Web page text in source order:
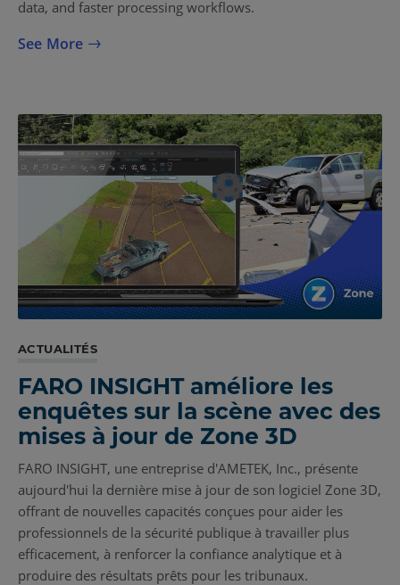
data, and faster processing workflows.
See More
ACTUALITÉS
FARO INSIGHT améliore les
enquêtes sur la scène avec des
mises à jour de Zone 3D
FARO INSIGHT, une entreprise d'AMETEK, Inc., présente
aujourd'hui la dernière mise à jour de son logiciel Zone 3D,
offrant de nouvelles capacités conçues pour aider les
professionnels de la sécurité publique à travailler plus
efficacement, à renforcer la confiance analytique et à
produire des résultats prêts pour les tribunaux.